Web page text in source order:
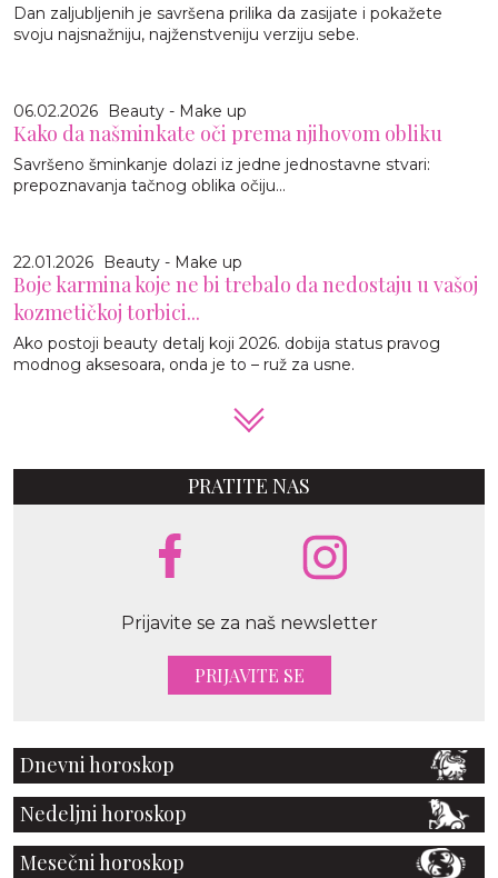
Dan zaljubljenih je savršena prilika da zasijate i pokažete
svoju najsnažniju, najženstveniju verziju sebe.
06.02.2026 Beauty - Make up
Kako da našminkate oči prema njihovom obliku
Savršeno šminkanje dolazi iz jedne jednostavne stvari:
prepoznavanja tačnog oblika očiju...
22.01.2026 Beauty - Make up
Boje karmina koje ne bi trebalo da nedostaju u vašoj
kozmetičkoj torbici...
Ako postoji beauty detalj koji 2026. dobija status pravog
modnog aksesoara, onda je to – ruž za usne.
PRATITE NAS
Prijavite se za naš newsletter
PRIJAVITE SE
Dnevni horoskop
Nedeljni horoskop
Mesečni horoskop